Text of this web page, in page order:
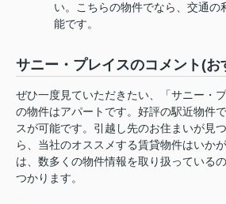
い。こちらの物件でなら、交通の
能です。
サニー・プレイスのコメント(お
ぜひ一度見ていただきたい、「サニー・
の物件はアパートです。好評の駅近物件
スが可能です。引越し先のお住まいが見
ら、当社のオススメする賃貸物件はいか
は、数多くの物件情報を取り扱っている
つかります。